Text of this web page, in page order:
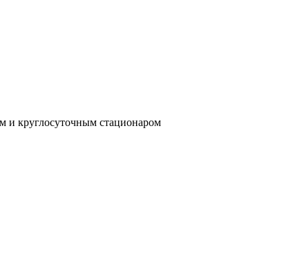
круглосуточным стационаром